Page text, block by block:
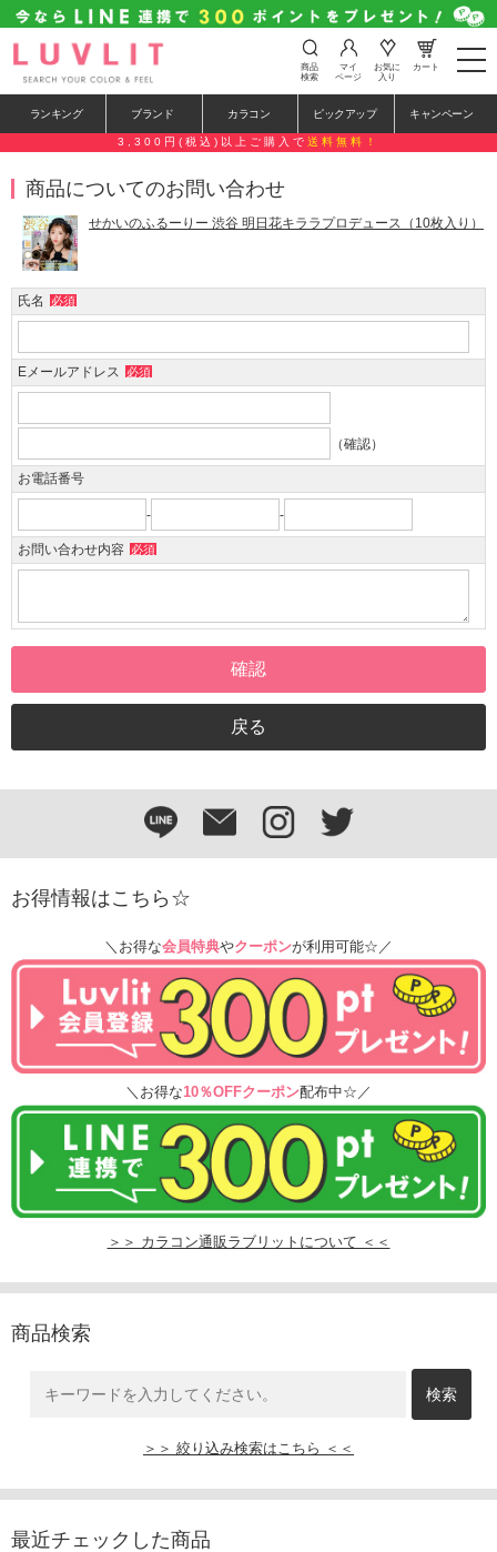
t
o
e
n
g
o
商品
検索
マイ
ページ
お気に
入り
カート
ランキング ブランド カラコン ピックアップ キャンペーン
3,300円(税込)以上ご購入で 送料無料！
商品についてのお問い合わせ
せかいのふるーりー 渋谷 明日花キララプロデュース（10枚入り）
氏名 必須
Eメールアドレス 必須
（確認）
お電話番号
- -
お問い合わせ内容 必須
お得情報はこちら☆
＼お得な会員特典やクーポンが利用可能☆／
＼お得な10％OFFクーポン配布中☆／
＞＞ カラコン通販ラブリットについて ＜＜
商品検索
＞＞ 絞り込み検索はこちら ＜＜
最近チェックした商品